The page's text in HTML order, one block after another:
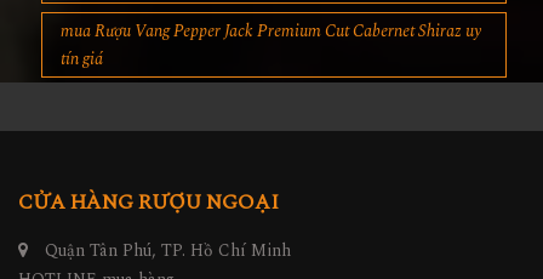
mua Rượu Vang Pepper Jack Premium Cut Cabernet Shiraz uy
tín giá
CỬA HÀNG RƯỢU NGOẠI
Quận Tân Phú, TP. Hồ Chí Minh